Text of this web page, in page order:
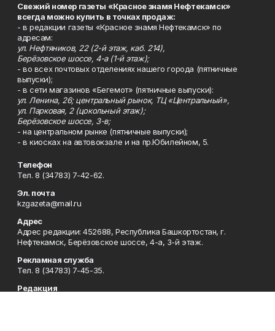
Свежий номер газеты «Красное знамя Нефтекамск»
всегда можно купить в точках продаж:
- в редакции газеты «Красное знамя Нефтекамск» по
адресам:
ул. Нефтяников, 22 (2-й этаж, каб. 214),
Берёзовское шоссе, 4-а (1-й этаж);
- во всех почтовых отделениях нашего города (пятничные
выпуски);
- в сети магазинов «Бегемот» (пятничные выпуски):
ул. Ленина, 26; центральный рынок, ТЦ «Центральный»,
ул. Парковая, 2 (цокольный этаж);
Берёзовское шоссе, 3-в;
- на центральном рынке (пятничные выпуски);
- в киосках на автовокзале и на пр.Юбилейном, 5.
Телефон
Тел. 8 (34783) 7-42-62.
Эл. почта
kzgazeta@mail.ru
Адрес
Адрес редакции: 452688, Республика Башкортостан, г.
Нефтекамск, Берёзовское шоссе, 4-а, 3-й этаж.
Рекламная служба
Тел. 8 (34783) 7-45-35.
Редакция